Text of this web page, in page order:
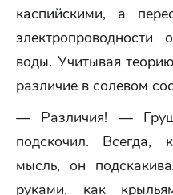
каспийскими, а
электропроводности
воды. Учитывая
различие в солевом
— Различия! —
подскочил. Всегда,
мысль, он
руками, как